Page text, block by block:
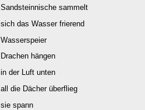
Sandsteinnische sammelt
sich das Wasser frierend
Wasserspeier
Drachen hängen
in der Luft unten
all die Dächer überflieg
sie spann